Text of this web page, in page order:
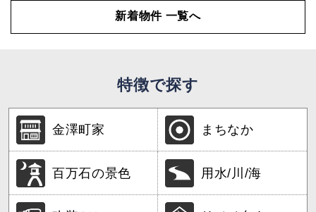
新着物件 一覧へ
特徴で探す
金澤町家 まちなか
百万石の景色 用水/川/海